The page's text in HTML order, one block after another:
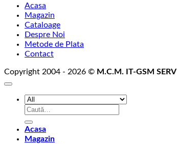
Acasa
Magazin
Cataloage
Despre Noi
Metode de Plata
Contact
Copyright 2004 - 2026 © M.C.M. IT-GSM SERV
Caută
Acasa
Magazin